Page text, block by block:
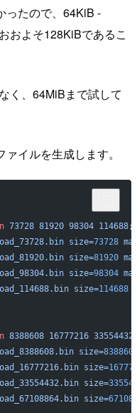
ったので、64KiB -
およそ128KiBであるこ
く、64MiBまで試して
イルを生成します。
73728 81920 98304 114688
size=73728
size=81920
size=98304
size=114688
8388608 16777216 33554432
size=
size=
size=
size=